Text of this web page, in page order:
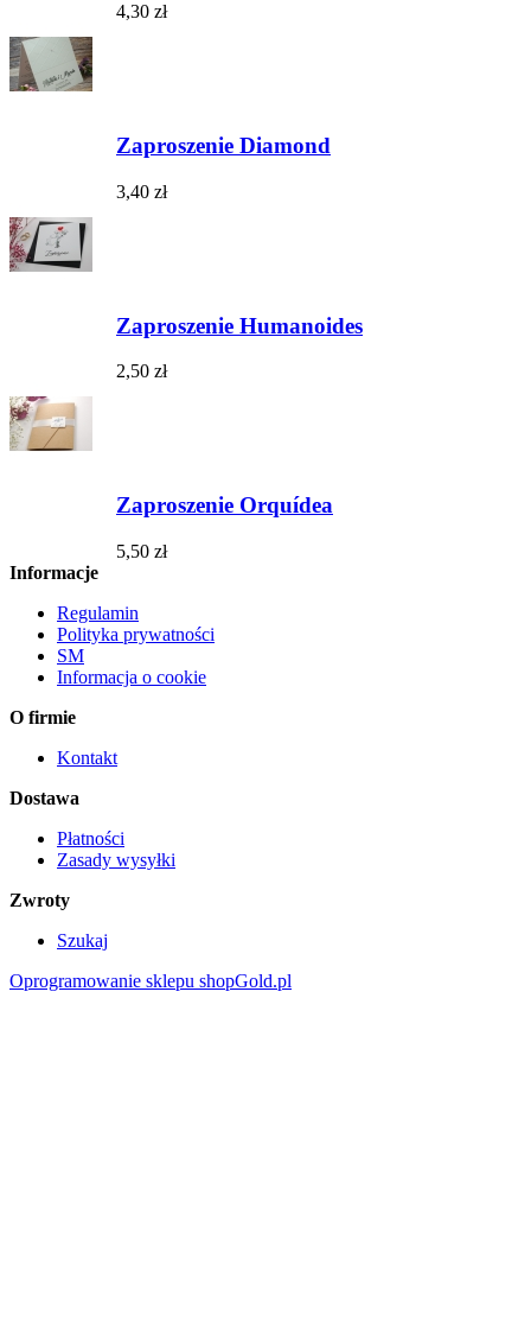
4,30 zł
Zaproszenie Diamond
3,40 zł
Zaproszenie Humanoides
2,50 zł
Zaproszenie Orquídea
5,50 zł
Informacje
Regulamin
Polityka prywatności
SM
Informacja o cookie
O firmie
Kontakt
Dostawa
Płatności
Zasady wysyłki
Zwroty
Szukaj
Oprogramowanie sklepu shopGold.pl